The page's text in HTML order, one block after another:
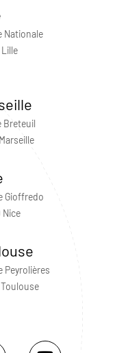
Nationale
Breteuil
Gioffredo
Nice
Peyrolières